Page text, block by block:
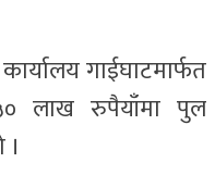
गाईघाटमार्फत
लाख रुपैयाँमा पुल